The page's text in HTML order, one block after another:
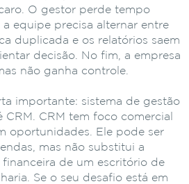
O gestor perde tempo
equipe precisa alternar entre
duplicada e os relatórios saem
decisão. No fim, a empresa
não ganha controle.
importante: sistema de gestão
CRM. CRM tem foco comercial
oportunidades. Ele pode ser
mas não substitui a
de um escritório de
Se o seu desafio está em